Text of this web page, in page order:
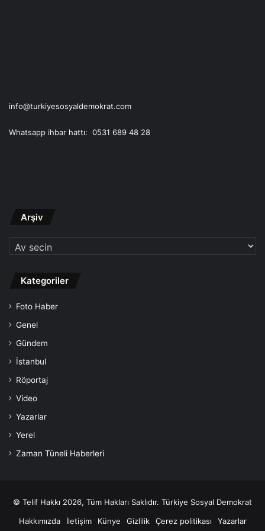
info@turkiyesosyaldemokrat.com
Whatsapp ihbar hattı: 0531 689 48 28
Arşiv
Kategoriler
Foto Haber
Genel
Gündem
İstanbul
Röportaj
Video
Yazarlar
Yerel
Zaman Tüneli Haberleri
© Telif Hakkı 2026, Tüm Hakları Saklıdır. Türkiye Sosyal Demokrat
Hakkımızda
İletişim Künye Gizlilik Çerez politikası Yazarlar